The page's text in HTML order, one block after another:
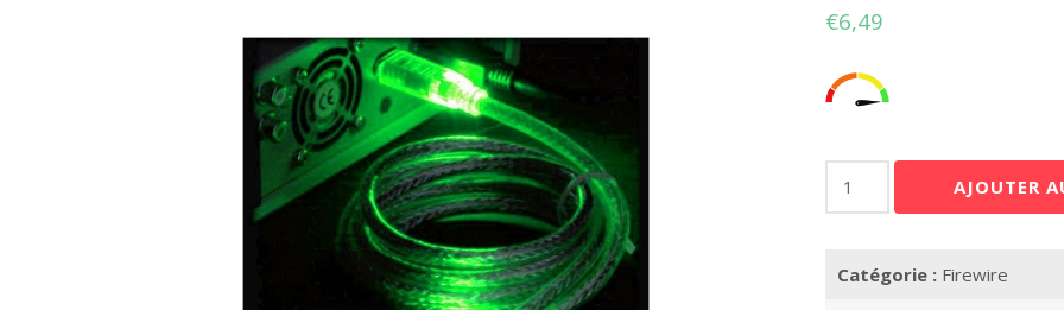
€6,49
quantité
FireWire
AJOUTER
Catégorie : Firewire